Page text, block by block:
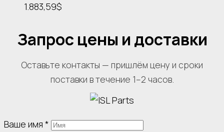
1.883,59$
Запрос цены и доставки
Оставьте контакты — пришлём цену и сроки
поставки в течение 1–2 часов.
Ваше имя *